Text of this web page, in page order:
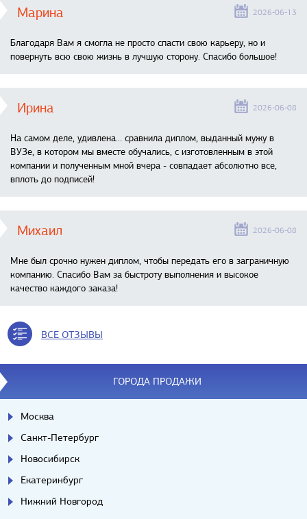
Марина 2026-06-13
Благодаря Вам я смогла не просто спасти свою карьеру, но и
повернуть всю свою жизнь в лучшую сторону. Спасибо большое!
Ирина 2026-06-08
На самом деле, удивлена… сравнила диплом, выданный мужу в
ВУЗе, в котором мы вместе обучались, с изготовленным в этой
компании и полученным мной вчера - совпадает абсолютно все,
вплоть до подписей!
Михаил 2026-06-08
Мне был срочно нужен диплом, чтобы передать его в заграничную
компанию. Спасибо Вам за быстроту выполнения и высокое
качество каждого заказа!
ВСЕ ОТЗЫВЫ
ГОРОДА ПРОДАЖИ
Москва
Санкт-Петербург
Новосибирск
Екатеринбург
Нижний Новгород